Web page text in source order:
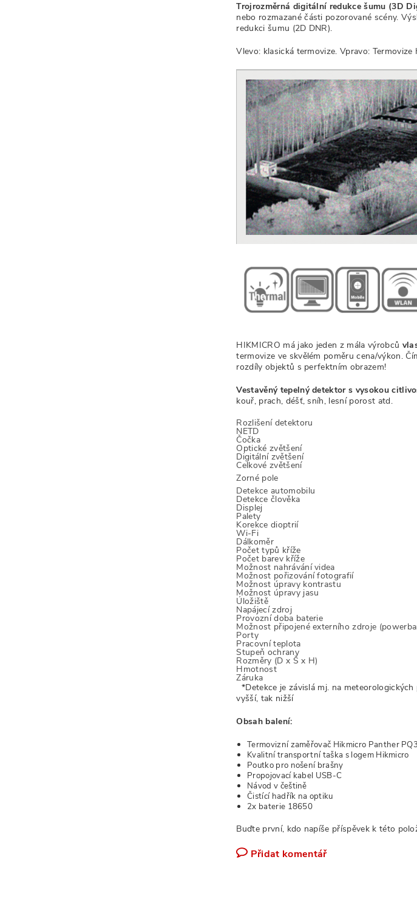
Trojrozměrná digitální redukce šumu (3D
nebo rozmazané části pozorované scény.
redukci šumu (2D DNR).
Vlevo: klasická termovize. Vpravo:
HIKMICRO má jako jeden z mála výrobců
termovize ve skvělém poměru cena/výkon.
rozdíly objektů s perfektním obrazem!
Vestavěný tepelný detektor s vysokou
kouř, prach, déšť, sníh, lesní porost atd.
Rozlišení detektoru
NETD
Čočka
Optické zvětšení
Digitální zvětšení
Celkové zvětšení
Zorné pole
Detekce automobilu
Detekce člověka
Displej
Palety
Korekce dioptrií
Wi-Fi
Dálkoměr
Počet typů kříže
Počet barev kříže
Možnost nahrávání videa
Možnost pořizování fotografií
Možnost úpravy kontrastu
Možnost úpravy jasu
Úložiště
Napájecí zdroj
Provozní doba baterie
Možnost připojené externího zdroje
Porty
Pracovní teplota
Stupeň ochrany
Rozměry (D x Š x H)
Hmotnost
Záruka
*Detekce je závislá mj. na
vyšší, tak nižší
Obsah balení:
Termovizní zaměřovač Hikmicro Panther
Kvalitní transportní taška s logem Hikmicro
Poutko pro nošení brašny
Propojovací kabel USB-C
Návod v češtině
Čistící hadřík na optiku
2x baterie 18650
Buďte první, kdo napíše příspěvek k této
Přidat komentář